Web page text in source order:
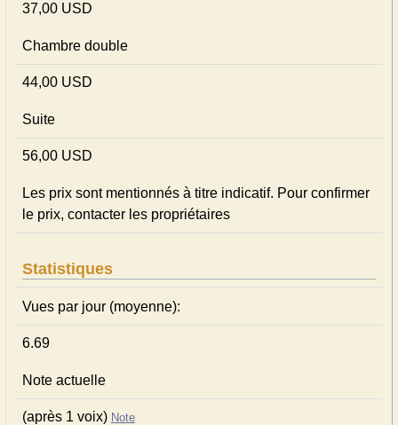
37,00 USD
Chambre double
44,00 USD
Suite
56,00 USD
Les prix sont mentionnés à titre indicatif. Pour confirmer
le prix, contacter les propriétaires
Statistiques
Vues par jour (moyenne):
6.69
Note actuelle
(après 1 voix) Note